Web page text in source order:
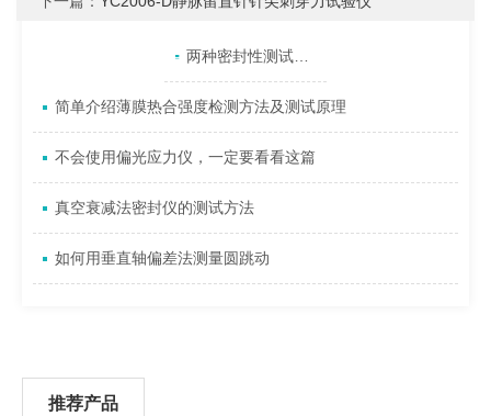
相关文章 两种密封性测试仪常用检测方法
简单介绍薄膜热合强度检测方法及测试原理
不会使用偏光应力仪，一定要看看这篇
真空衰减法密封仪的测试方法
如何用垂直轴偏差法测量圆跳动
推荐产品